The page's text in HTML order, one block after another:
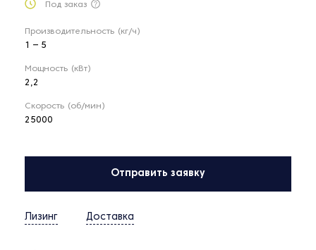
Под заказ
Производительность (кг/ч)
1 – 5
Мощность (кВт)
2,2
Скорость (об/мин)
25000
Отправить заявку
Лизинг Доставка